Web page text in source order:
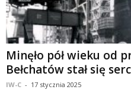
Minęło pół wieku od
Bełchatów stał się
IW-C - 17 stycznia 2025